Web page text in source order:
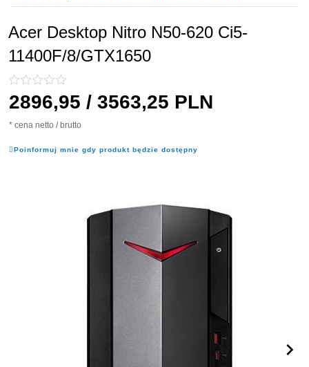
Acer Desktop Nitro N50-620 Ci5-
11400F/8/GTX1650
2896,95 / 3563,25 PLN
* cena netto / brutto
Poinformuj mnie gdy produkt będzie dostępny